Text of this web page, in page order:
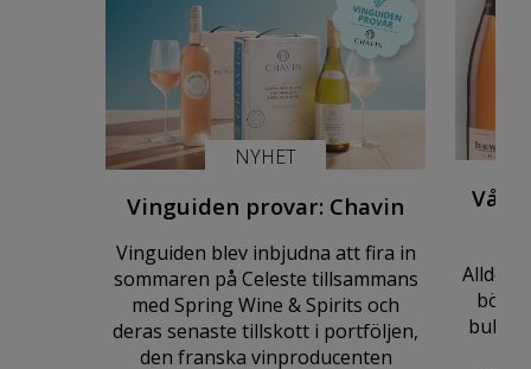
NYHET
Vinguiden provar: Chavin
Vinguiden blev inbjudna att fira in
sommaren på Celeste tillsammans
med Spring Wine & Spirits och
deras senaste tillskott i portföljen,
den franska vinproducenten